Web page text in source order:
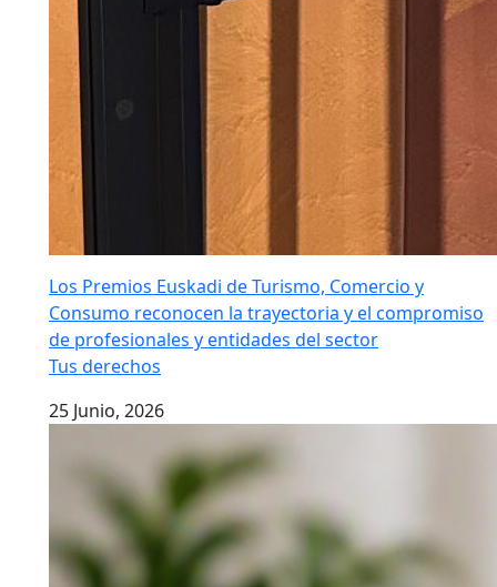
Los Premios Euskadi de Turismo, Comercio y
Consumo reconocen la trayectoria y el compromiso
de profesionales y entidades del sector
Tus derechos
25 Junio, 2026